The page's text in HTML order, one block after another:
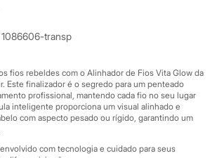
1086606-transp
fios rebeldes com o Alinhador de Fios Vita Glow da
Este finalizador é o segredo para um penteado
profissional, mantendo cada fio no seu lugar
inteligente proporciona um visual alinhado e
com aspecto pesado ou rígido, garantindo um
com tecnologia e cuidado para seus